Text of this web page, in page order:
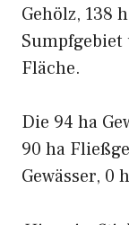
Gehölz, 138
Sumpfgebiet
Fläche.
Die 94 ha
90 ha
Gewässer, 0